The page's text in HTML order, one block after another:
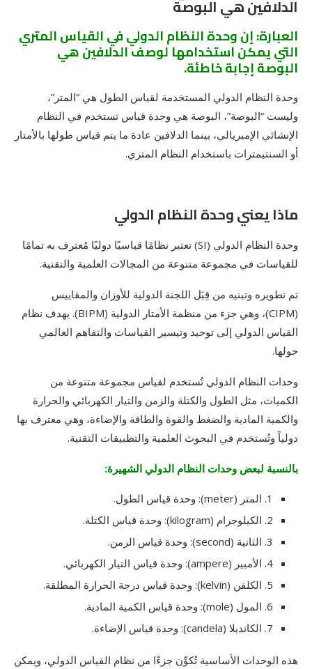
الدلافين هي البوصة
العبارة: إن وحدة النظام الدولي في القياس المتري
التي يمكن استخدامها لوصف الدلافين هي
البوصة إجابة خاطئة.
وحدة النظام الدولي المستخدمة لقياس الطول هي “المتر”،
وليست “البوصة”، البوصة هي وحدة قياس تستخدم في النظام
الإنشائي الإمبريالي، بينما الدلافين عادة ما يتم قياس طولها بالأمتار
أو السنتيمترات باستخدام النظام المتري.
ماذا يعني وحدة النظام الدولي
وحدة النظام الدولي (SI) تعتبر نظامًا قياسيًا دوليًا مُعترف به تمامًا
للقياسات في مجموعة متنوعة من المجالات العلمية والتقنية.
تم تطويره وتبنيه من قِبَل اللجنة الدولية للأوزان والمقاييس
(CIPM)، وهي جزء من منظمة الأمتار الدولية (BIPM). يهدف نظام
القياس الدولي إلى توحيد وتيسير القياسات والتفاهم العالمي
حولها.
وحدات النظام الدولي تُستخدم لقياس مجموعة متنوعة من
الكميات، مثل الطول والكتلة والزمن والتيار الكهربائي والحرارة
والكمية المادية والضغط والقوة والطاقة والإضاءة، وهي معترف بها
دولياً وتُستخدم في البحوث العلمية والتطبيقات التقنية.
بالنسبة لبعض وحدات النظام الدولي الشهيرة:
1. المتر (meter): وحدة قياس الطول.
2. الكيلوجرام (kilogram): وحدة قياس الكتلة.
3. الثانية (second): وحدة قياس الزمن.
4. الأمبير (ampere): وحدة قياس التيار الكهربائي.
5. الكلفن (kelvin): وحدة قياس درجة الحرارة المطلقة.
6. المول (mole): وحدة قياس الكمية المادية.
7. الكانديلا (candela): وحدة قياس الإضاءة.
هذه الوحدات الأساسية تُكوِّن جزءًا من نظام القياس الدولي، ويمكن